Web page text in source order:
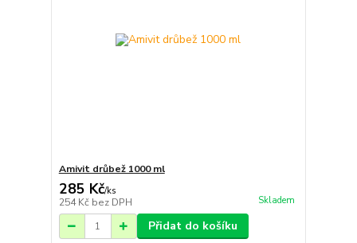
Amivit drůbež 1000 ml
285 Kč/ks
254 Kč bez DPH Skladem
Přidat do košíku